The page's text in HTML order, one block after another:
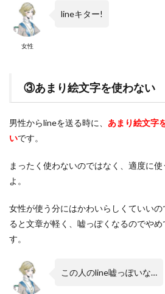
女性
lineキター!
③あまり絵文字を使わない
男性からlineを送る時に、 あまり絵文字
いです。
まったく使わないのではなく、適度に
よ。
女性が使う分にはかわいらしくていい
ると文章が軽く、嘘っぽくなるのでや
す。
この人のline嘘っぽいな…